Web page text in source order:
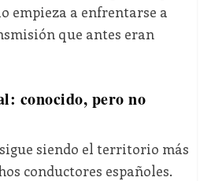
empieza a enfrentarse a
que antes eran
conocido, pero no
siendo el territorio más
conductores españoles.